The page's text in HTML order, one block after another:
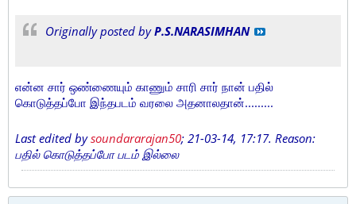
Originally posted byP.S.NARASIMHAN
என்ன சார் ஒண்ணையும் காணும் சாரி சார் நான் பதில்
கொடுத்தப்போ இந்தபடம் வரலை அதனாலதான்.........
Last edited bysoundararajan50; 21-03-14, 17:17. Reason:
பதில் கொடுத்தப்போ படம் இல்லை